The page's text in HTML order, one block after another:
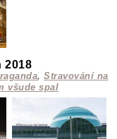
2018
,Stravování na
všude spal